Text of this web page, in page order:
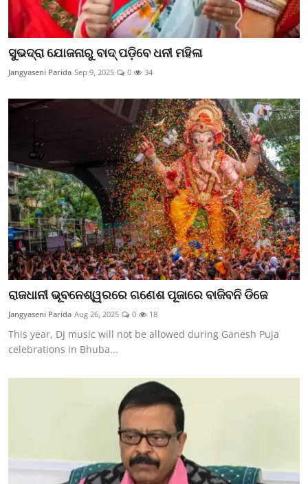
ସୁଭଦ୍ରା ଯୋଜନାରୁ ବାଦ୍‌ ପଡ଼ିବେ ଧନୀ ମହିଳା
Jangyaseni Parida Sep 9, 2025 0 34
ରାଜଧାନୀ ଭୂବନେଶ୍ୱରରେ ଗଣେଶ ପୂଜାରେ ବାଜିବନି ଡିଜେ
Jangyaseni Parida Aug 26, 2025 0 18
This year, DJ music will not be allowed during Ganesh Puja
celebrations in Bhuba...